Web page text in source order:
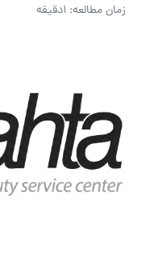
زمان مطالعه: 1دقیقه